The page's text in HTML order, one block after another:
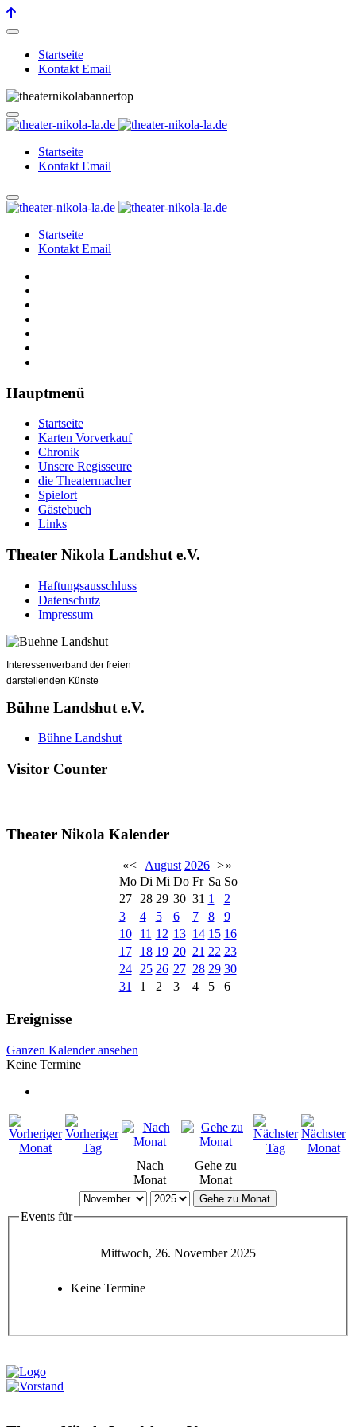
Startseite
Kontakt Email
Startseite
Kontakt Email
Startseite
Kontakt Email
Hauptmenü
Startseite
Karten Vorverkauf
Chronik
Unsere Regisseure
die Theatermacher
Spielort
Gästebuch
Links
Theater Nikola Landshut e.V.
Haftungsausschluss
Datenschutz
Impressum
Interessenverband der freien
darstellenden Künste
Bühne Landshut e.V.
Bühne Landshut
Visitor Counter
Theater Nikola Kalender
«< August 2026 >»
Mo Di Mi Do Fr Sa So
27
28 29 30 31 1
2
3
4 5 6 7 8
9
10
11 12 13 14 15 16
17
18 19 20 21 22 23
24
25 26 27 28 29 30
31
1 2 3 4 5 6
Ereignisse
Ganzen Kalender ansehen
Keine Termine
Nach
Monat
Gehe zu
Monat
Gehe zu Monat
Events für
Mittwoch, 26. November 2025
Keine Termine